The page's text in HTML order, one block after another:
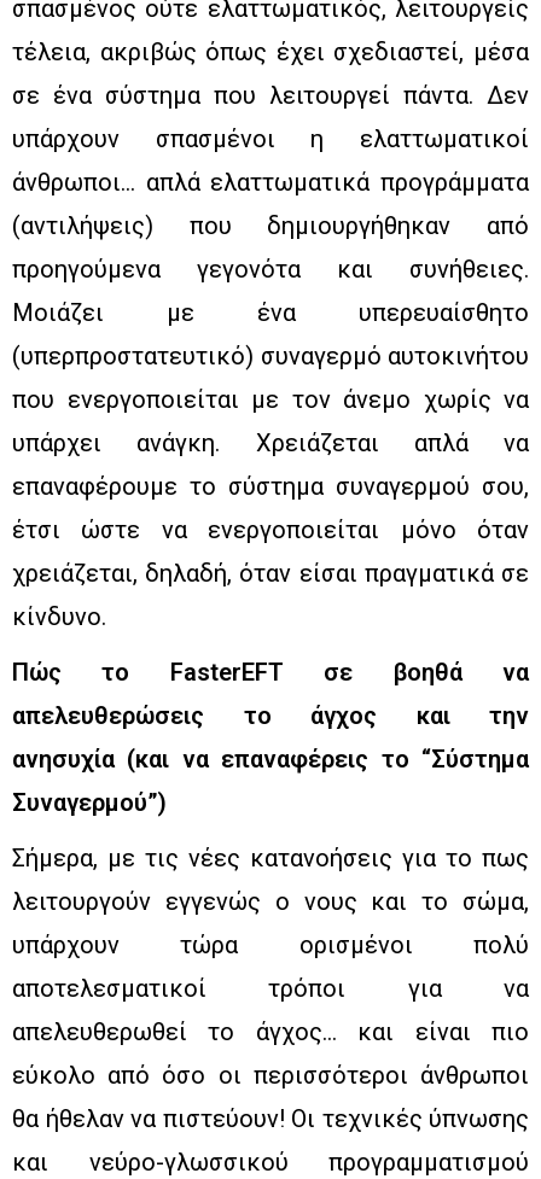
σπασμένος ούτε ελαττωματικός, λειτουργείς
τέλεια, ακριβώς όπως έχει σχεδιαστεί, μέσα
σε ένα σύστημα που λειτουργεί πάντα. Δεν
υπάρχουν σπασμένοι η ελαττωματικοί
άνθρωποι… απλά ελαττωματικά προγράμματα
(αντιλήψεις) που δημιουργήθηκαν από
προηγούμενα γεγονότα και συνήθειες.
Μοιάζει με ένα υπερευαίσθητο
(υπερπροστατευτικό) συναγερμό αυτοκινήτου
που ενεργοποιείται με τον άνεμο χωρίς να
υπάρχει ανάγκη. Χρειάζεται απλά να
επαναφέρουμε το σύστημα συναγερμού σου,
έτσι ώστε να ενεργοποιείται μόνο όταν
χρειάζεται, δηλαδή, όταν είσαι πραγματικά σε
κίνδυνο.
Πώς το FasterEFT σε βοηθά να
απελευθερώσεις το άγχος και την
ανησυχία (και να επαναφέρεις το “Σύστημα
Συναγερμού”)
Σήμερα, με τις νέες κατανοήσεις για το πως
λειτουργούν εγγενώς ο νους και το σώμα,
υπάρχουν τώρα ορισμένοι πολύ
αποτελεσματικοί τρόποι για να
απελευθερωθεί το άγχος… και είναι πιο
εύκολο από όσο οι περισσότεροι άνθρωποι
θα ήθελαν να πιστεύουν! Οι τεχνικές ύπνωσης
και νεύρο-γλωσσικού προγραμματισμού